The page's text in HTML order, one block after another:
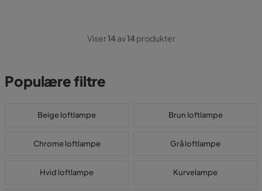
Viser14av14produkter
Populære filtre
Beige loftlampe Brun loftlampe
Chrome loftlampe Grå loftlampe
Hvid loftlampe Kurvelampe